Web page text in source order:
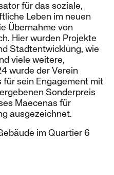
für das soziale,
Leben im neuen
Übernahme von
Hier wurden Projekte
Stadtentwicklung, wie
viele weitere,
wurde der Verein
sein Engagement mit
Sonderpreis
Maecenas für
ausgezeichnet.
im Quartier 6